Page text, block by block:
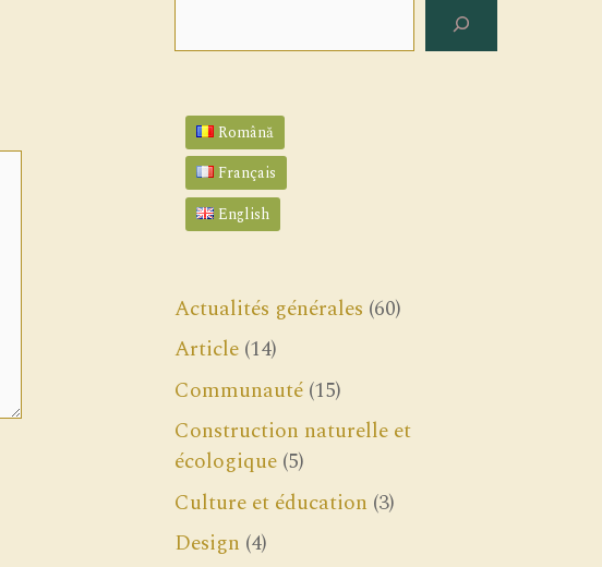
Română
Français
English
Actualités générales (60)
Article (14)
Communauté (15)
Construction naturelle et
écologique (5)
Culture et éducation (3)
Design (4)